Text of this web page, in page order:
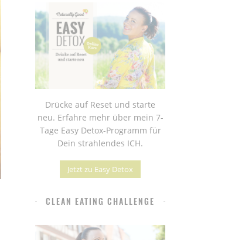
Drücke auf Reset und starte
neu. Erfahre mehr über mein 7-
Tage Easy Detox-Programm für
Dein strahlendes ICH.
Jetzt zu Easy Detox
CLEAN EATING CHALLENGE